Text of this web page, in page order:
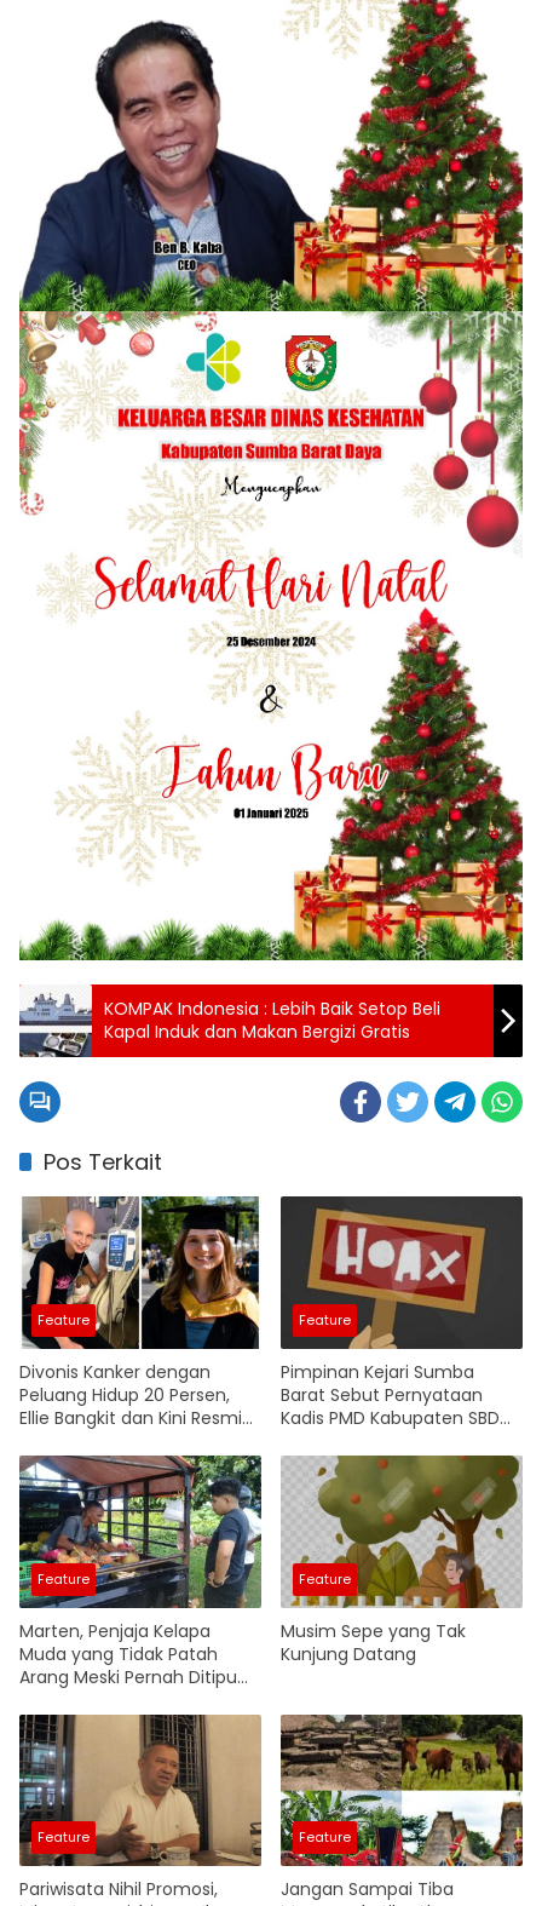
KOMPAK Indonesia : Lebih Baik Setop Beli
Kapal Induk dan Makan Bergizi Gratis
Pos Terkait
Feature
Divonis Kanker dengan
Peluang Hidup 20 Persen,
Ellie Bangkit dan Kini Resmi
Feature
Pimpinan Kejari Sumba
Barat Sebut Pernyataan
Kadis PMD Kabupaten SBD
Feature
Marten, Penjaja Kelapa
Muda yang Tidak Patah
Arang Meski Pernah Ditipu
up
Feature
Musim Sepe yang Tak
Kunjung Datang
Feature
Pariwisata Nihil Promosi,
Feature
Jangan Sampai Tiba